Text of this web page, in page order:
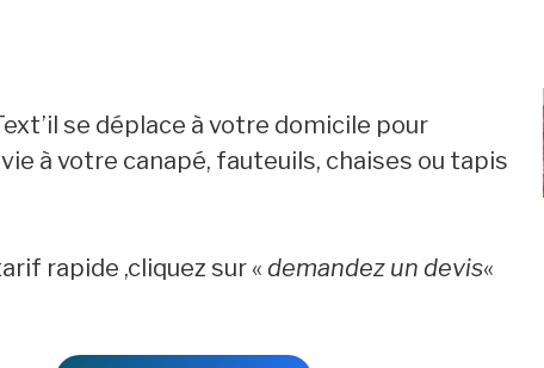
se déplace à votre domicile pour
à votre canapé, fauteuils, chaises ou tapis
rapide ,cliquez sur « demandez un devis«